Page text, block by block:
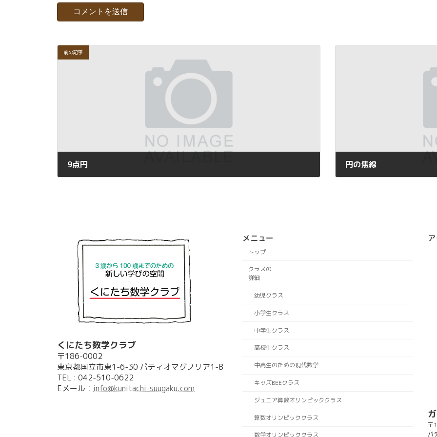
前の記事
9点円 円の焦線
くにたち数学クラブ
〒186-0002
東京都国立市東1-6-30 パティオマグノリア1-B
TEL : 042-510-0622
Eメール： info@kunitachi-suugaku.com
メニュー
トップ
クラスの
詳細
幼児クラス
小学生クラス
中学生クラス
高校生クラス
中高生のための現代数学
キッズBEEクラス
ジュニア算数オリンピッククラス
算数オリンピッククラス
数学オリンピッククラス
〒
パ